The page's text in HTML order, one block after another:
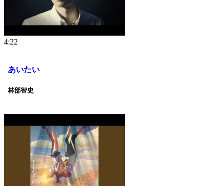
4:22
あいたい
林部智史